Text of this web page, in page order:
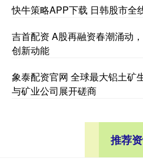
快牛策略APP下载 日韩股市全
吉首配资 A股再融资春潮涌动
创新动能
象泰配资官网 全球最大铝土矿
与矿业公司展开磋商
推荐